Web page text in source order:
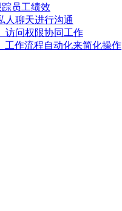
员工绩效
人聊天进行沟通
访问权限协同工作
工作流程自动化来简化操作